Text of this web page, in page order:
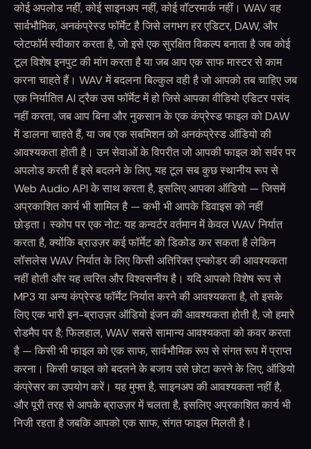
कोई अपलोड नहीं, कोई साइनअप नहीं, कोई वॉटरमार्क नहीं। WAV वह
सार्वभौमिक, अनकंप्रेस्ड फॉर्मेट है जिसे लगभग हर एडिटर, DAW, और
प्लेटफॉर्म स्वीकार करता है, जो इसे एक सुरक्षित विकल्प बनाता है जब कोई
टूल विशेष इनपुट की मांग करता है या जब आप एक साफ मास्टर से काम
करना चाहते हैं। WAV में बदलना बिल्कुल वही है जो आपको तब चाहिए जब
एक निर्यातित AI ट्रैक उस फॉर्मेट में हो जिसे आपका वीडियो एडिटर पसंद
नहीं करता, जब आप बिना और नुकसान के एक कंप्रेस्ड फाइल को DAW
में डालना चाहते हैं, या जब एक सबमिशन को अनकंप्रेस्ड ऑडियो की
आवश्यकता होती है। उन सेवाओं के विपरीत जो आपकी फाइल को सर्वर पर
अपलोड करती हैं इसे बदलने के लिए, यह टूल सब कुछ स्थानीय रूप से
Web Audio API के साथ करता है, इसलिए आपका ऑडियो — जिसमें
अप्रकाशित कार्य भी शामिल है — कभी भी आपके डिवाइस को नहीं
छोड़ता। स्कोप पर एक नोट: यह कन्वर्टर वर्तमान में केवल WAV निर्यात
करता है, क्योंकि ब्राउज़र कई फॉर्मेट को डिकोड कर सकता है लेकिन
लॉसलेस WAV निर्यात के लिए किसी अतिरिक्त एन्कोडर की आवश्यकता
नहीं होती और यह त्वरित और विश्वसनीय है। यदि आपको विशेष रूप से
MP3 या अन्य कंप्रेस्ड फॉर्मेट निर्यात करने की आवश्यकता है, तो इसके
लिए एक भारी इन-ब्राउज़र ऑडियो इंजन की आवश्यकता होती है, जो हमारे
रोडमैप पर है; फिलहाल, WAV सबसे सामान्य आवश्यकता को कवर करता
है — किसी भी फाइल को एक साफ, सार्वभौमिक रूप से संगत रूप में प्राप्त
करना। किसी फाइल को बदलने के बजाय उसे छोटा करने के लिए, ऑडियो
कंप्रेसर का उपयोग करें। यह मुफ्त है, साइनअप की आवश्यकता नहीं है,
और पूरी तरह से आपके ब्राउज़र में चलता है, इसलिए अप्रकाशित कार्य भी
निजी रहता है जबकि आपको एक साफ, संगत फाइल मिलती है।